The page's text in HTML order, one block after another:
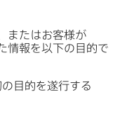
または​お客様が​
情報を​以下の​目的で​
目的を​遂行する​